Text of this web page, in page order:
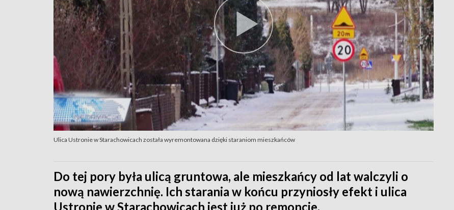
Ulica Ustronie w Starachowicach została wyremontowana dzięki staraniom mieszkańców
Do tej pory była ulicą gruntowa, ale mieszkańcy od lat walczyli o
nową nawierzchnię. Ich starania w końcu przyniosły efekt i ulica
Ustronie w Starachowicach jest już po remoncie.